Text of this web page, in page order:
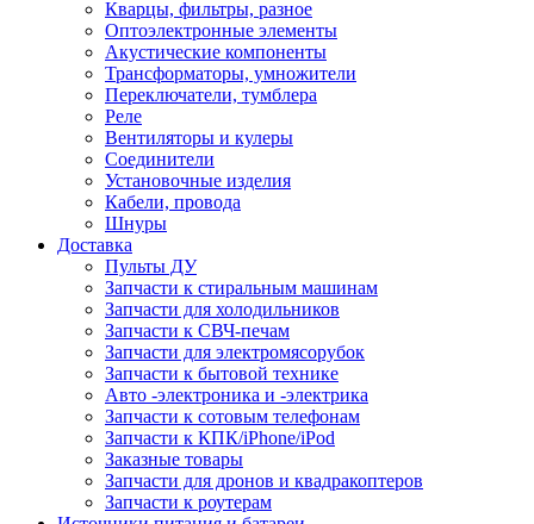
Кварцы, фильтры, разное
Оптоэлектронные элементы
Акустические компоненты
Трансформаторы, умножители
Переключатели, тумблера
Реле
Вентиляторы и кулеры
Соединители
Установочные изделия
Кабели, провода
Шнуры
Доставка
Пульты ДУ
Запчасти к стиральным машинам
Запчасти для холодильников
Запчасти к СВЧ-печам
Запчасти для электромясорубок
Запчасти к бытовой технике
Авто -электроника и -электрика
Запчасти к сотовым телефонам
Запчасти к КПК/iPhone/iPod
Заказные товары
Запчасти для дронов и квадракоптеров
Запчасти к роутерам